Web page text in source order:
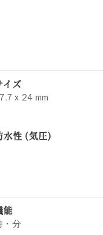
イズ
x 24 mm
水性 (気圧)
能
・分